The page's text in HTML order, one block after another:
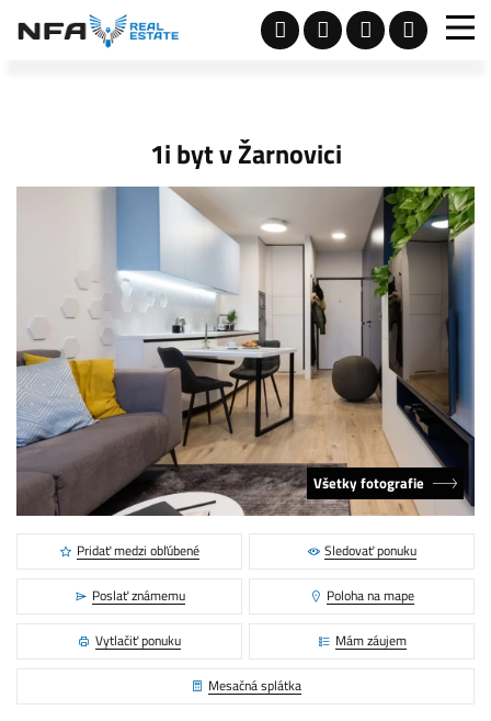
1i byt v Žarnovici
Všetky fotografie
Pridať medzi obľúbené Sledovať ponuku
Poslať známemu Poloha na mape
Vytlačiť ponuku Mám záujem
Mesačná splátka